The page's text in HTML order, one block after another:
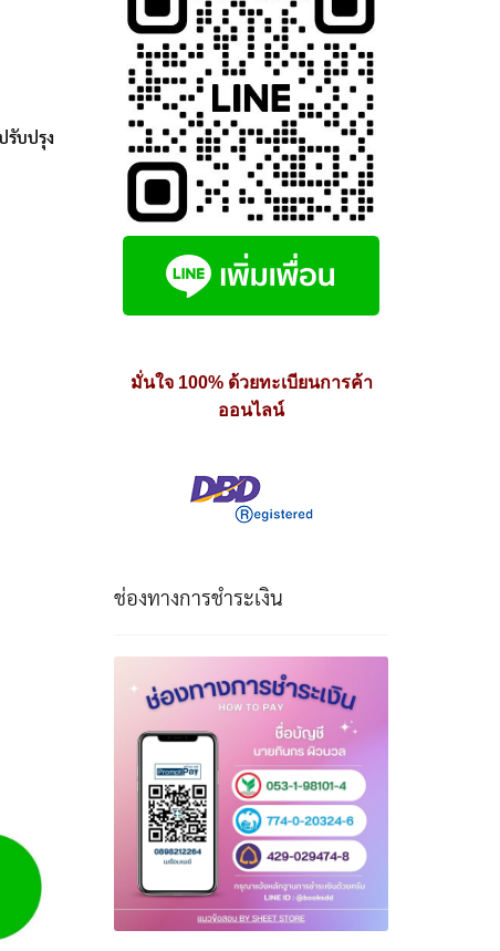
รับปรุง
มั่นใจ 100% ด้วยทะเบียนการค้า
ออนไลน์
ช่องทางการชำระเงิน